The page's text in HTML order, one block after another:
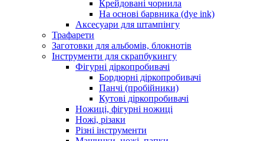
Крейдовані чорнила
На основі барвника (dye ink)
Аксесуари для штампінгу
Трафарети
Заготовки для альбомів, блокнотів
Інструменти для скрапбукингу
Фігурні діркопробивачі
Бордюрні діркопробивачі
Панчі (пробійники)
Кутові діркопробивачі
Ножиці, фігурні ножиці
Ножі, різаки
Різні інструменти